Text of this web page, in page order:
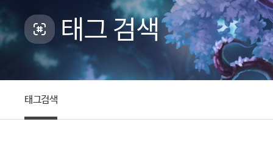
캐시샵 공지
메이플 알림판
with maple
NEXON NOW
추가정보
태그 검색
태그검색